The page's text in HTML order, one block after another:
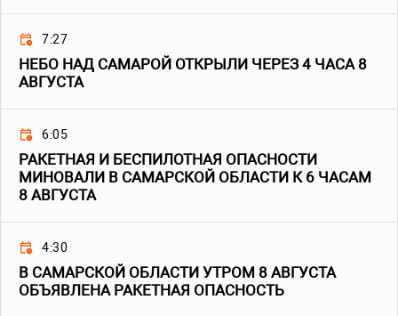
7:27
НЕБО НАД САМАРОЙ ОТКРЫЛИ ЧЕРЕЗ 4 ЧАСА 8
АВГУСТА
6:05
РАКЕТНАЯ И БЕСПИЛОТНАЯ ОПАСНОСТИ
МИНОВАЛИ В САМАРСКОЙ ОБЛАСТИ К 6 ЧАСАМ
8 АВГУСТА
4:30
В САМАРСКОЙ ОБЛАСТИ УТРОМ 8 АВГУСТА
ОБЪЯВЛЕНА РАКЕТНАЯ ОПАСНОСТЬ